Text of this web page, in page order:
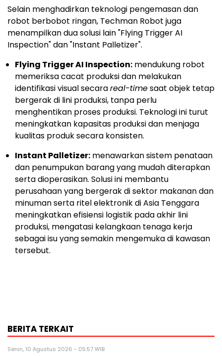
Selain menghadirkan teknologi pengemasan dan
robot berbobot ringan, Techman Robot juga
menampilkan dua solusi lain "Flying Trigger AI
Inspection" dan "Instant Palletizer".
Flying Trigger AI Inspection: mendukung robot
memeriksa cacat produksi dan melakukan
identifikasi visual secarareal-timesaat objek tetap
bergerak di lini produksi, tanpa perlu
menghentikan proses produksi. Teknologi ini turut
meningkatkan kapasitas produksi dan menjaga
kualitas produk secara konsisten.
Instant Palletizer: menawarkan sistem penataan
dan penumpukan barang yang mudah diterapkan
serta dioperasikan. Solusi ini membantu
perusahaan yang bergerak di sektor makanan dan
minuman serta ritel elektronik di Asia Tenggara
meningkatkan efisiensi logistik pada akhir lini
produksi, mengatasi kelangkaan tenaga kerja
sebagai isu yang semakin mengemuka di kawasan
tersebut.
BERITA TERKAIT
Senin, 10 Agustus 2026 - 05:57 WIB